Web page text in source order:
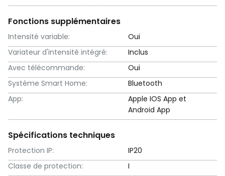
Fonctions supplémentaires
Intensité variable:
Oui
Variateur d'intensité intégré:
Inclus
Avec télécommande:
Oui
Système Smart Home:
Bluetooth
App:
Apple IOS App et
Android App
Spécifications techniques
Protection IP:
IP20
Classe de protection:
I